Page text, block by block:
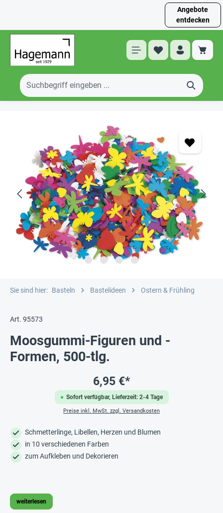
Angebote
entdecken
Sie sind hier: Basteln Bastelideen Ostern & Frühling
Art. 95573
Moosgummi-Figuren und -
Formen, 500-tlg.
Sofort verfügbar, Lieferzeit: 2-4 Tage
6,95 €*
Preise inkl. MwSt. zzgl. Versandkosten
Schmetterlinge, Libellen, Herzen und Blumen
in 10 verschiedenen Farben
zum Aufkleben und Dekorieren
weiterlesen